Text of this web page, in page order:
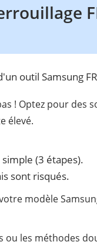
outil Samsung
! Optez pour des
élevé.
(3 étapes).
sont risqués.
modèle
ou les méthodes